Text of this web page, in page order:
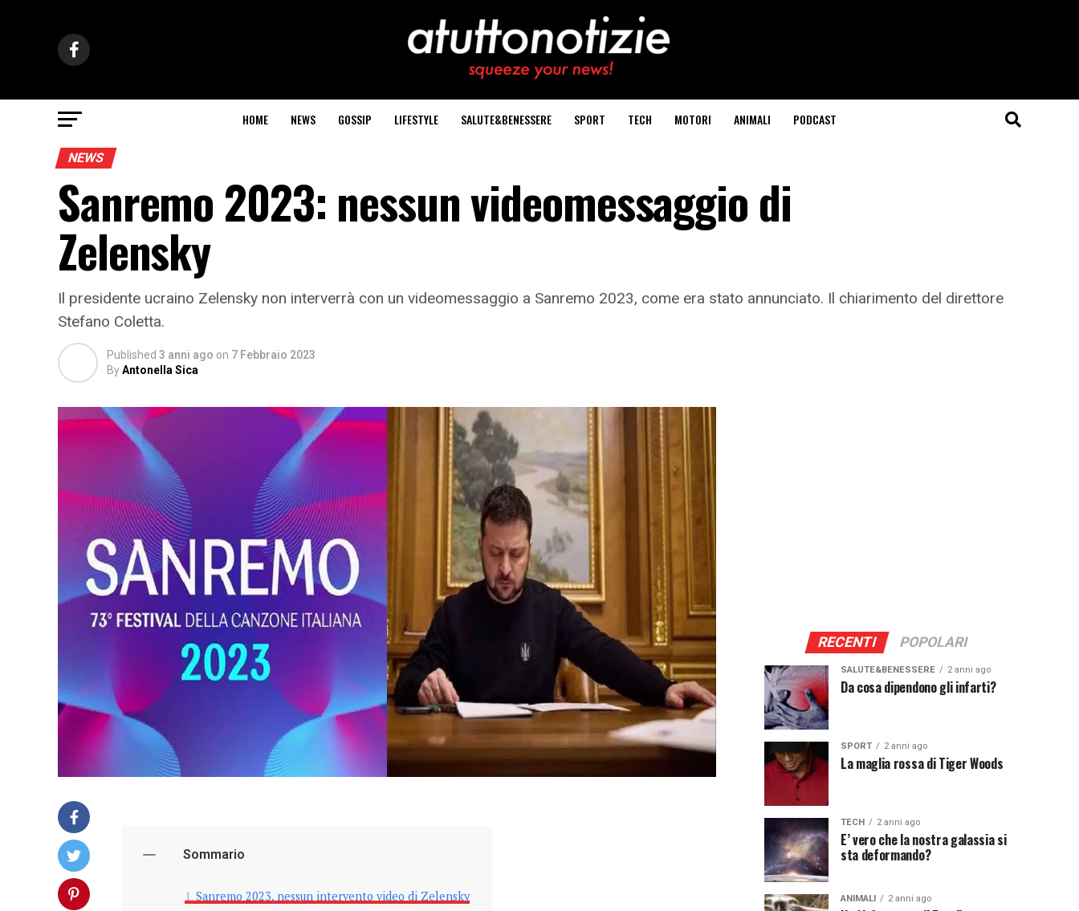
HOME NEWS GOSSIP LIFESTYLE SALUTE&BENESSERE SPORT TECH MOTORI ANIMALI PODCAST
NEWS
Sanremo 2023: nessun videomessaggio di
Zelensky
Il presidente ucraino Zelensky non interverrà con un videomessaggio a Sanremo 2023, come era stato annunciato. Il chiarimento del direttore
Stefano Coletta.
Published 3 anni ago on 7 Febbraio 2023
ByAntonella Sica
Sommario
Sanremo 2023, nessun intervento video di Zelensky
RECENTI POPOLARI
SALUTE&BENESSERE 2 anni ago
Da cosa dipendono gli infarti?
SPORT 2 anni ago
La maglia rossa di Tiger Woods
TECH 2 anni ago
E’ vero che la nostra galassia si
sta deformando?
ANIMALI 2 anni ago